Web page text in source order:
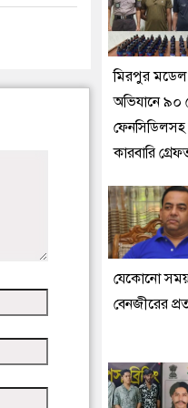
মিরপুর মডেল
অভিযানে
কারবারি
যেকোনো
বেনজীরের